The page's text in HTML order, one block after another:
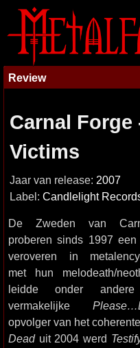
Review
Carnal Forge
Victims
Jaar van release: 2007
Label: Candlelight
De Zweden van
proberen sinds 1997
veroveren in
met hun melodeath/
leidde onder
vermakelijke
opvolger van het coherente
Deaduit 2004 werd